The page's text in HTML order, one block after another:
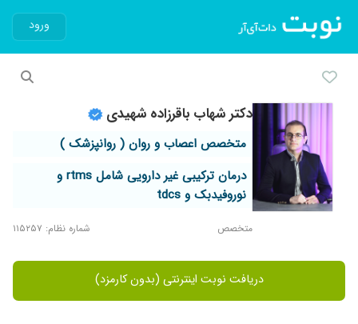
ورود
دکتر شهاب باقرزاده شهیدی
متخصص اعصاب و روان ( روانپزشک )
درمان ترکیبی غیر دارویی شامل rtms و
نوروفیدبک و tdcs
متخصص شماره نظام: ۱۱۵۲۵۷
دریافت نوبت اینترنتی (بدون کارمزد)